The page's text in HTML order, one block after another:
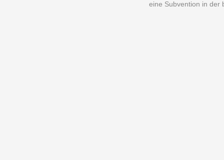
eine Subvention in der